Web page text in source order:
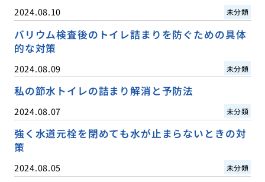
2024.08.10 未分類
バリウム検査後のトイレ詰まりを防ぐための具体
的な対策
2024.08.09 未分類
私の節水トイレの詰まり解消と予防法
2024.08.07 未分類
強く水道元栓を閉めても水が止まらないときの対
策
2024.08.05 未分類